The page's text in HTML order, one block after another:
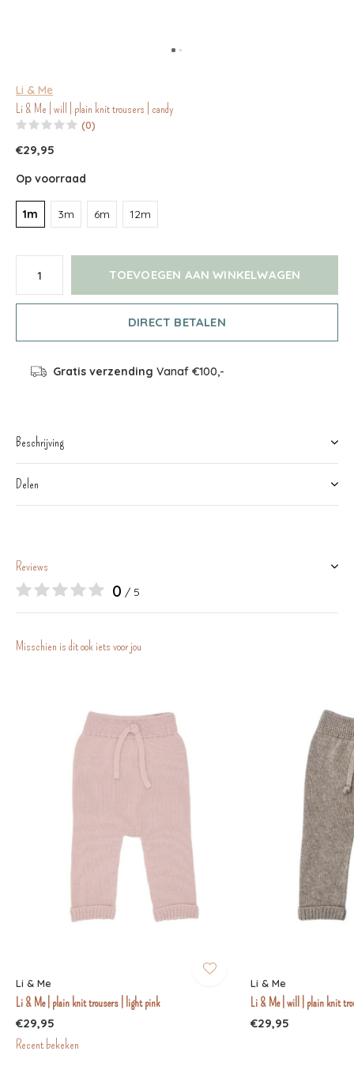
Li & Me
Li & Me | will | plain knit trousers | candy
(0)
€29,95
Op voorraad
1m 3m 6m 12m
TOEVOEGEN AAN WINKELWAGEN
DIRECT BETALEN
Gratis verzending Vanaf €100,-
Beschrijving
Delen
Reviews
0 / 5
Misschien is dit ook iets voor jou
Li & Me
Li & Me | plain knit trousers | light pink
€29,95
Li & Me
Li & Me | will | plain knit
€29,95
Recent bekeken